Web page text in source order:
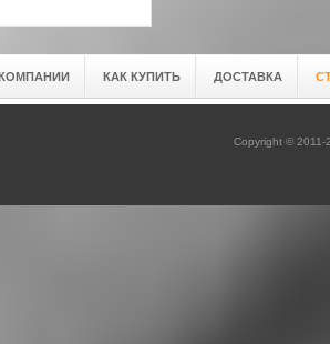
КАК КУПИТЬ ДОСТАВКА
Copyright © 2011-